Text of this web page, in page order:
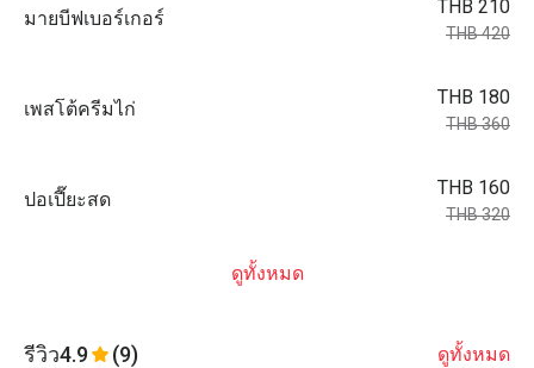
มายบีฟเบอร์เกอร์
THB 210
THB 420
เพสโต้ครีมไก่
THB 180
THB 360
ปอเปี๊ยะสด
THB 160
THB 320
ดูทั้งหมด
รีวิว4.9 (9) ดูทั้งหมด